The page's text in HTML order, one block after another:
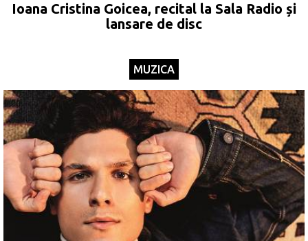
Ioana Cristina Goicea, recital la Sala Radio și
lansare de disc
MUZICA